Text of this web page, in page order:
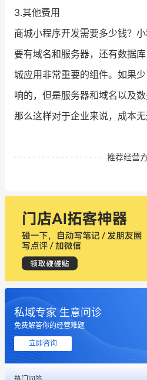
3.其他费用
商城小程序开发需要多少钱？
要有域名和服务器，还有数据
城应用非常重要的组件。如果
响的，但是服务器和域名以及
那么这样对于企业来说，成本无
推荐经营
私域专家 生意问诊
免费解答你的经营难题
立即咨询
这个营销策划案例推荐大